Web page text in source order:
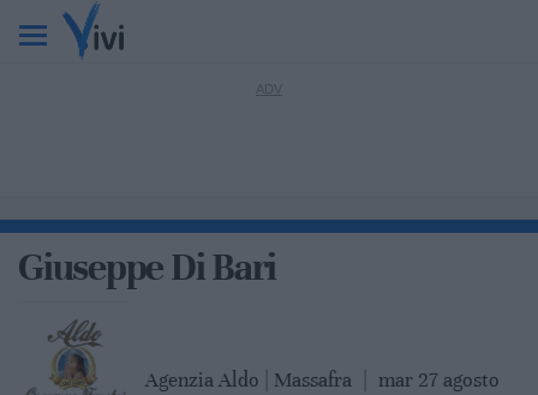
Giuseppe Di Bari
Agenzia Aldo | Massafra mar 27 agosto